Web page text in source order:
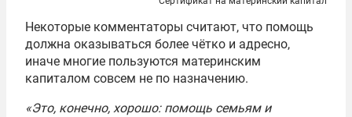
Некоторые комментаторы считают, что помощь
должна оказываться более чётко и адресно,
иначе многие пользуются материнским
капиталом совсем не по назначению.
«Это, конечно, хорошо: помощь семьям и